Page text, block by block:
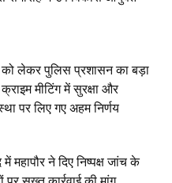
को लेकर पुलिस प्रशासन का बड़ा
मीटिंग में सुरक्षा और
पर लिए गए अहम निर्णय
में महापौर ने दिए निष्पक्ष जांच के